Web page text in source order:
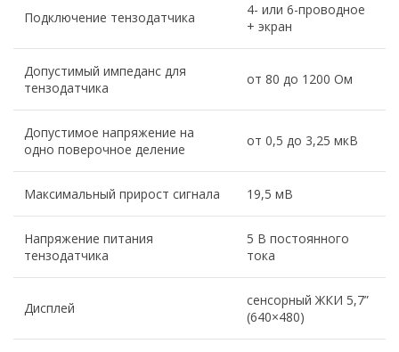
Подключение тензодатчика
4- или 6-проводное
+ экран
Допустимый импеданс для
тензодатчика
от 80 до 1200 Ом
Допустимое напряжение на
одно поверочное деление
от 0,5 до 3,25 мкВ
Максимальный прирост сигнала 19,5 мВ
Напряжение питания
тензодатчика
5 В постоянного
тока
Дисплей
сенсорный ЖКИ 5,7”
(640×480)